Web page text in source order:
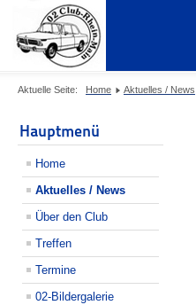
Aktuelle Seite: Home Aktuelles / News
Hauptmenü
Home
Aktuelles / News
Über den Club
Treffen
Termine
02-Bildergalerie